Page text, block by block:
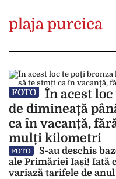
plaja purcica
FOTO
În acest
de dimineață
ca în vacanță,
mulți kilometri
FOTO
S-au deschis
ale Primăriei Iași! Iată
variază tarifele de anul